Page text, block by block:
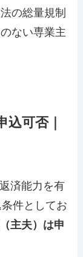
の総量規制
ない専業主
可否｜
済能力を有
件としてお
主夫）は申